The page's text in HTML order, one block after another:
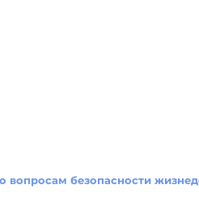
безопасности